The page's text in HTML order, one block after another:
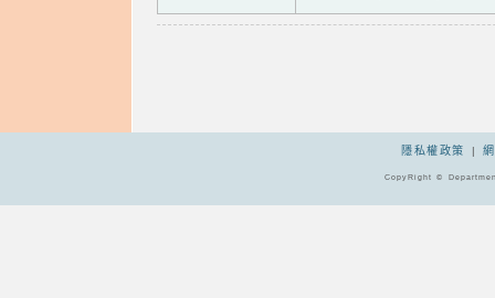
隱私權政策 |
CopyRight ©